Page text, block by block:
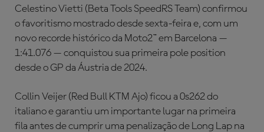
Celestino Vietti (Beta Tools SpeedRS Team) confirmou
o favoritismo mostrado desde sexta-feira e, com um
novo recorde histórico da Moto2™ em Barcelona —
1:41.076 — conquistou sua primeira pole position
desde o GP da Áustria de 2024.
Collin Veijer (Red Bull KTM Ajo) ficou a 0s262 do
italiano e garantiu um importante lugar na primeira
fila antes de cumprir uma penalização de Long Lap na